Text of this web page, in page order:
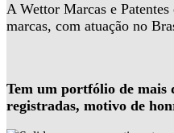
A Wettor Marcas e
marcas, com atuação no
Tem um portfólio de mais
registradas, motivo de